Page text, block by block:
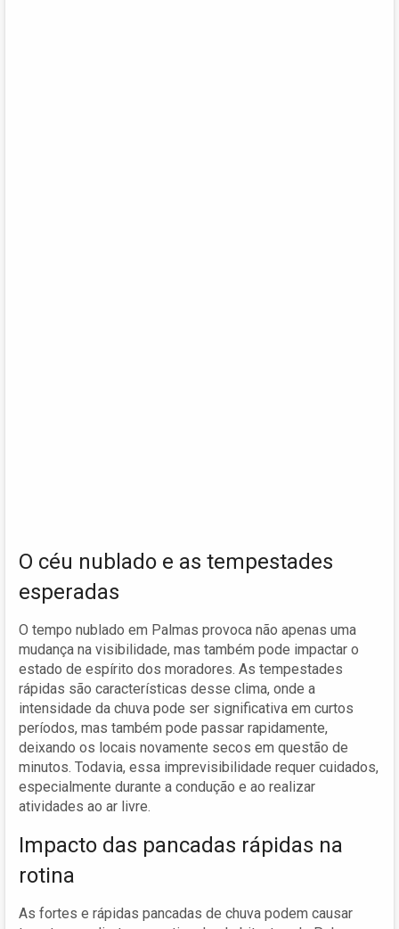
O céu nublado e as tempestades
esperadas
O tempo nublado em Palmas provoca não apenas uma
mudança na visibilidade, mas também pode impactar o
estado de espírito dos moradores. As tempestades
rápidas são características desse clima, onde a
intensidade da chuva pode ser significativa em curtos
períodos, mas também pode passar rapidamente,
deixando os locais novamente secos em questão de
minutos. Todavia, essa imprevisibilidade requer cuidados,
especialmente durante a condução e ao realizar
atividades ao ar livre.
Impacto das pancadas rápidas na
rotina
As fortes e rápidas pancadas de chuva podem causar